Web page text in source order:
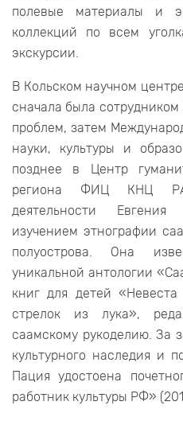
полевые материалы и
коллекций по всем
экскурсии.
В Кольском научном
сначала была
проблем, затем
науки, культуры и
позднее в Центр
региона ФИЦ КНЦ
деятельности Евгения
изучением этнографии
полуострова. Она
уникальной антологии
книг для детей
стрелок из лука»,
саамскому рукоделию. За
культурного наследия и
Пация удостоена
работник культуры РФ»